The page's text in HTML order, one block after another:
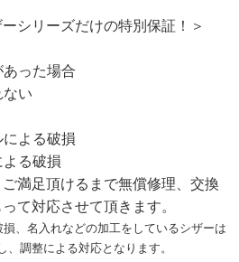
シリーズだけの特別保証！＞
った場合
い
よる破損
る破損
満足頂けるまで無償修理、交換
て対応させて頂きます。
名入れなどの加工をしているシザーは
調整による対応となります。